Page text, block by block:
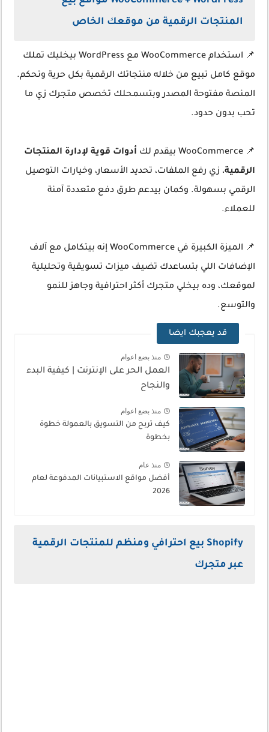
المنتجات الرقمية من موقعك الخاص
📌 استخدام WooCommerce مع WordPress بيخليك تملك
موقع كامل تبيع من خلاله منتجاتك الرقمية بكل حرية وتحكم.
المنصة مفتوحة المصدر وبتسمحلك تخصص متجرك زي ما
تحب بدون حدود.
📌 WooCommerce بيقدم لك
أدوات قوية لإدارة المنتجات
الرقمية، زي رفع الملفات، تحديد الأسعار، وخيارات التوصيل
الرقمي بسهولة. وكمان بيدعم طرق دفع متعددة آمنة
للعملاء.
📌 الميزة الكبيرة في WooCommerce إنه بيتكامل مع آلاف
الإضافات اللي بتساعدك تضيف ميزات تسويقية وتحليلية
لموقعك، وده بيخلي متجرك أكثر احترافية وجاهز للنمو
والتوسع.
قد يعجبك ايضا
منذ بضع اعوام
العمل الحر على الإنترنت | كيفية البدء
والنجاح
منذ بضع اعوام
كيف تربح من التسويق بالعمولة خطوة
بخطوة
منذ عام
أفضل مواقع الاستبيانات المدفوعة لعام
2026
Shopify بيع احترافي ومنظم للمنتجات الرقمية
عبر متجرك